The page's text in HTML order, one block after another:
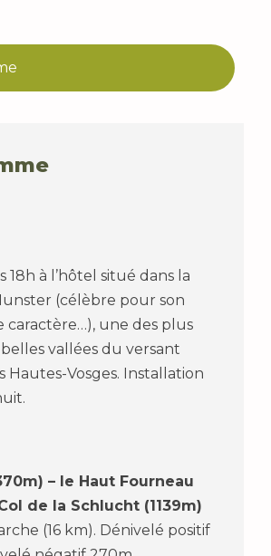
18h à l’hôtel situé dans la
(célèbre pour son
caractère…), une des plus
vallées du versant
Hautes-Vosges. Installation
– le Haut Fourneau
de la Schlucht (1139m)
(16 km). Dénivelé positif